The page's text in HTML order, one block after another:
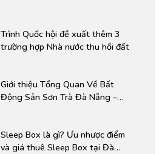
Trình Quốc hội đề xuất thêm 3
trường hợp Nhà nước thu hồi đất
Giới thiệu Tổng Quan Về Bất
Động Sản Sơn Trà Đà Nẵng –
Sleep Box là gì? Ưu nhược điểm
và giá thuê Sleep Box tại Đà